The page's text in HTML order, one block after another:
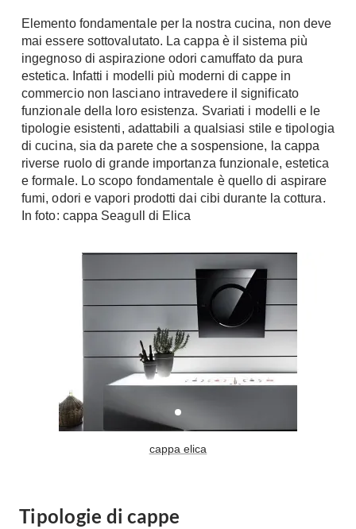
Mobili Soggiorno
Librerie
Vetrine
Pareti Attrezzate
Porta Tv
Contatti
Divani
Divani moderni
Divani classici
Poltrone
Divani Angolo
Divani in Pelle
Complementi
Tappeti
Climatizzatori
Climatizzatore
Deumidificatori
Chiller
Pompe di calore
Ecologia
Geotermia
Fotovoltaico
Riciclo
Energie Rinnovabili
Bioedilizia
Cura della casa
Elemento fondamentale per la nostra cucina, non deve
mai essere sottovalutato. La cappa è il sistema più
ingegnoso di aspirazione odori camuffato da pura
estetica. Infatti i modelli più moderni di cappe in
commercio non lasciano intravedere il significato
funzionale della loro esistenza. Svariati i modelli e le
tipologie esistenti, adattabili a qualsiasi stile e tipologia
di cucina, sia da parete che a sospensione, la cappa
riverse ruolo di grande importanza funzionale, estetica
e formale. Lo scopo fondamentale è quello di aspirare
fumi, odori e vapori prodotti dai cibi durante la cottura.
In foto: cappa Seagull di Elica
cappa elica
Tipologie di cappe